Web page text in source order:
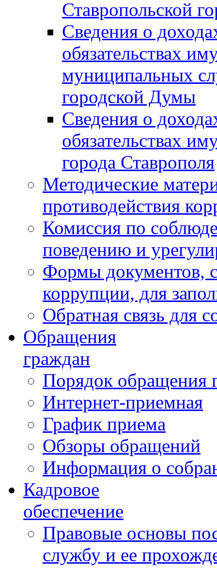
Ставропольской
Сведения о
обязательствах
муниципальных
городской Думы
Сведения о
обязательствах
города Ставрополя
Методические
противодействия
Комиссия по
поведению и
Формы документов,
коррупции, для
Обратная связь для
Обращения
граждан
Порядок обращения
Интернет-приемная
График приема
Обзоры обращений
Информация о
Кадровое
обеспечение
Правовые основы
службу и ее